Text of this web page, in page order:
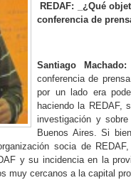
REDAF: _¿Qué
conferencia de
Santiago Machado:
conferencia de
por un lado era
haciendo la REDAF,
investigación y
Buenos Aires. Si
socia de
y su incidencia en la
muy cercanos a la capital